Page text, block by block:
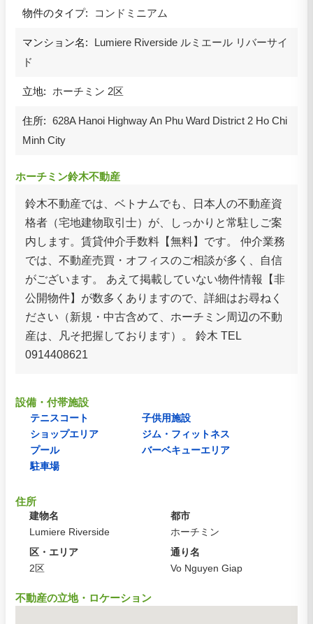
物件のタイプ:
コンドミニアム
マンション名:
Lumiere Riverside ルミエール リバーサイ
ド
立地: ホーチミン 2区
住所: 628A Hanoi Highway An Phu Ward District 2 Ho Chi
Minh City
ホーチミン鈴木不動産
鈴木不動産では、ベトナムでも、日本人の不動産資
格者（宅地建物取引士）が、しっかりと常駐しご案
内します。賃貸仲介手数料【無料】です。 仲介業務
では、不動産売買・オフィスのご相談が多く、自信
がございます。 あえて掲載していない物件情報【非
公開物件】が数多くありますので、詳細はお尋ねく
ださい（新規・中古含めて、ホーチミン周辺の不動
産は、凡そ把握しております）。 鈴木 TEL
0914408621
設備・付帯施設
テニスコート
子供用施設
ショップエリア
ジム・フィットネス
プール
バーベキューエリア
駐車場
住所
建物名
Lumiere Riverside
都市
ホーチミン
区・エリア
2区
通り名
Vo Nguyen Giap
不動産の立地・ロケーション